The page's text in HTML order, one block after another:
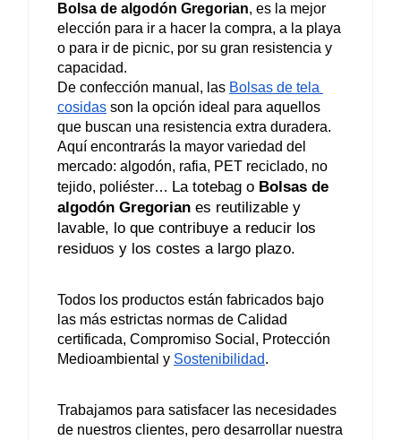
Bolsa de algodón Gregorian, es la mejor
elección para ir a hacer la compra, a la playa
o para ir de picnic, por su gran resistencia y
capacidad.
De confección manual, las Bolsas de tela
cosidas son la opción ideal para aquellos
que buscan una resistencia extra duradera.
Aquí encontrarás la mayor variedad del
mercado: algodón, rafia, PET reciclado, no
tejido, poliéster… La totebag o Bolsas de
algodón Gregorian es reutilizable y
lavable, lo que contribuye a reducir los
residuos y los costes a largo plazo.
Todos los productos están fabricados bajo
las más estrictas normas de Calidad
certificada, Compromiso Social, Protección
Medioambiental y Sostenibilidad.
Trabajamos para satisfacer las necesidades
de nuestros clientes, pero desarrollar nuestra